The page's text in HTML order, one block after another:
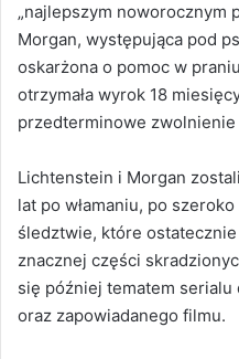
„najlepszym noworocznym
Morgan, występująca pod
oskarżona o pomoc w
otrzymała wyrok 18
przedterminowe
Lichtenstein i Morgan
lat po włamaniu, po
śledztwie, które
znacznej części
się później tematem
oraz zapowiadanego filmu.